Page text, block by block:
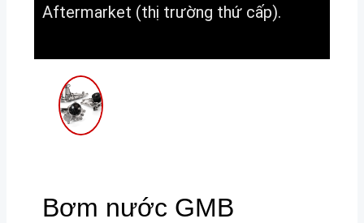
Aftermarket (thị trường thứ cấp).
Bơm nước GMB